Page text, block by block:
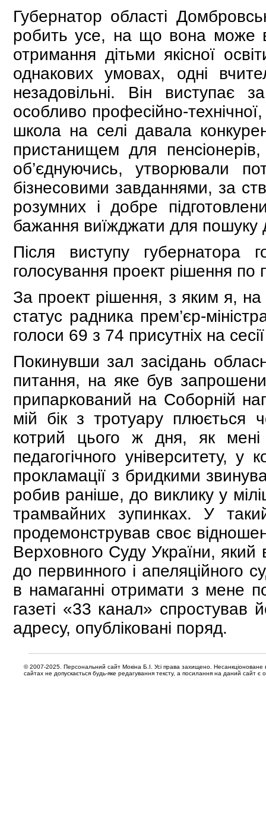
Губернатор області
робить усе, на що вона може
отримання дітьми якісної
однакових умовах, одні
незадовільні. Він виступає
особливо професійно-
школа на селі давала
пристанищем для
об’єднуючись, утворювали
бізнесовими завданнями, за
розумних і добре
бажання виїжджати для пошуку
Після виступу губернатора
голосування проект рішення
За проект рішення, з яким я,
статус радника прем’єр-
голоси 69 з 74 присутніх на
Покинувши зал засідань
питання, на яке був
припаркований на Соборній
мій бік з тротуару плюється
котрий цього ж дня, як мені
педагогічного університету, у
прокламації з бридкими
робив раніше, до виклику у
трамвайних зупинках. У
продемонстрував своє
Верховного Суду України, який
до первинного і апеляційного
в намаганні отримати з мене
газеті «33 канал» спростував
адресу, опубліковані поряд.
© 2007-2025. Персональний сайт Мокіна Б.І. Усі права захищено. Несанкціоноване
сайтах не допускається будь-яке редагування тексту, а посилання на даний сайт є